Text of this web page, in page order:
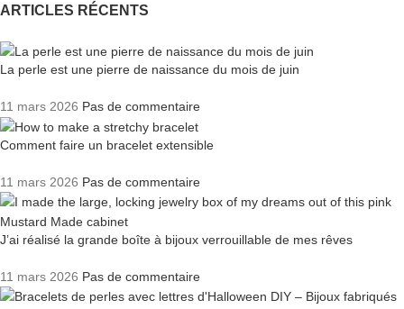
ARTICLES RÉCENTS
La perle est une pierre de naissance du mois de juin
11 mars 2026 Pas de commentaire
Comment faire un bracelet extensible
11 mars 2026 Pas de commentaire
J’ai réalisé la grande boîte à bijoux verrouillable de mes rêves
11 mars 2026 Pas de commentaire